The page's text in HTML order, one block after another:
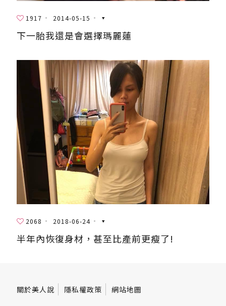
1917 2014-05-15
下一胎我還是會選擇瑪麗蓮
2068 2018-06-24
半年內恢復身材，甚至比產前更瘦了!
關於美人說 隱私權政策 網站地圖